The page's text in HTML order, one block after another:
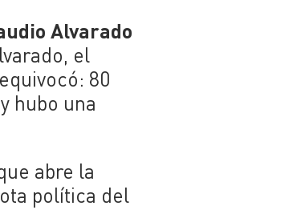
Alvarado
el
80
hubo una
abre la
política del